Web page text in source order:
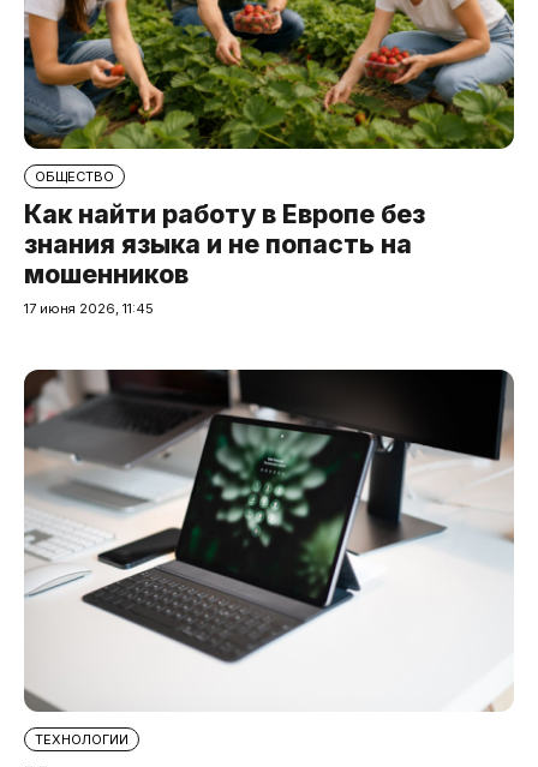
ОБЩЕСТВО
Как найти работу в Европе без
знания языка и не попасть на
мошенников
17 июня 2026, 11:45
ТЕХНОЛОГИИ